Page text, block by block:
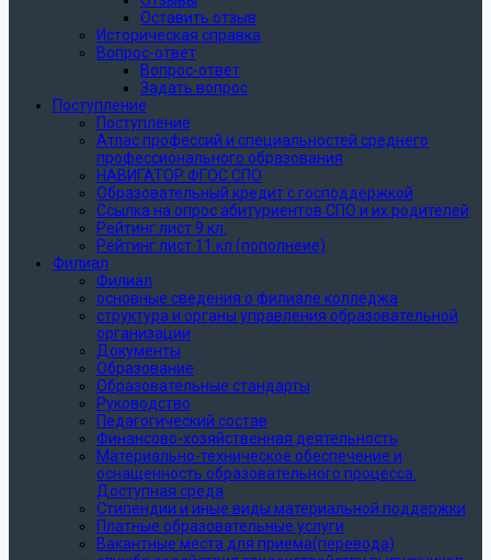
Оставить отзыв
Историческая справка
Вопрос-ответ
Вопрос-ответ
Задать вопрос
Поступление
Поступление
Атлас профессий и специальностей среднего
профессионального образования
НАВИГАТОР ФГОС СПО
Образовательный кредит с господдержкой
Ссылка на опрос абитуриентов СПО и их родителей
Рейтинг лист 9 кл.
Рейтинг лист 11 кл (пополнеие)
Филиал
Филиал
основные сведения о филиале колледжа
структура и органы управления образовательной
организации
Документы
Образование
Образовательные стандарты
Руководство
Педагогический состав
Финансово-хозяйственная деятельность
Материально-техническое обеспечение и
оснащенность образовательного процесса.
Доступная среда
Стипендии и иные виды материальной поддержки
Платные образовательные услуги
Вакантные места для приема(перевода)